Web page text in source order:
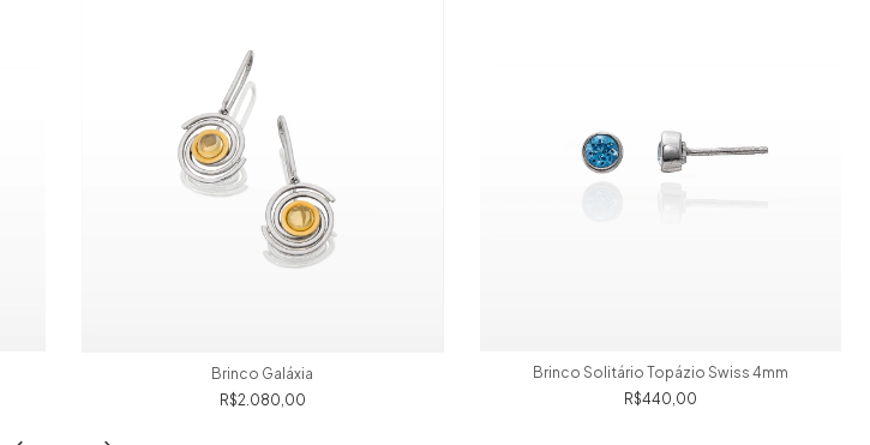
Brinco Galáxia
R$2.080,00
Brinco Solitário Topázio Swiss 4mm
R$440,00